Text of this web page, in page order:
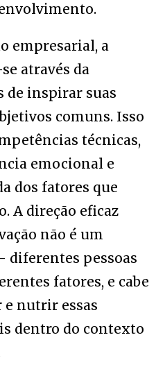
empresarial, a
através da
de inspirar suas
comuns. Isso
técnicas,
emocional e
dos fatores que
A direção eficaz
não é um
pessoas
fatores, e cabe
nutrir essas
dentro do contexto